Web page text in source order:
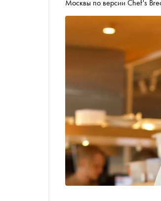
Москвы по версии Chef's
новое, работать с
рассказал в интервью